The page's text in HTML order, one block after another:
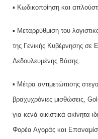
▪ Κωδικοποίηση και
▪ Μεταρρύθμιση του
της Γενικής Κυβέρνησης σε
Δεδουλευμένης Βάσης.
▪ Μέτρα αντιμετώπισης
βραχυχρόνιες μισθώσεις,
για κενά οικιστικά ακίνητα
Φορέα Αγοράς και